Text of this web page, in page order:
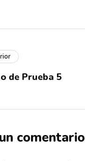
de Prueba 5
comentario